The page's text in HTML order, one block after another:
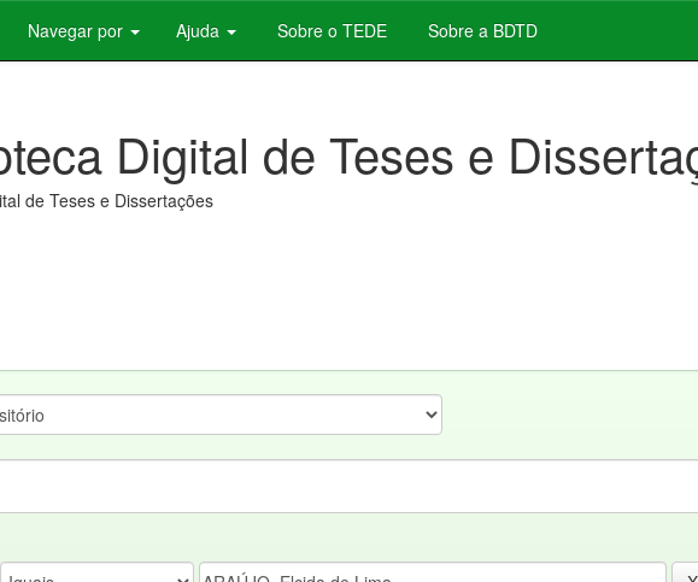
Navegar por Ajuda Sobre o TEDE Sobre a BDTD
Digital de Teses e
de Teses e Dissertações